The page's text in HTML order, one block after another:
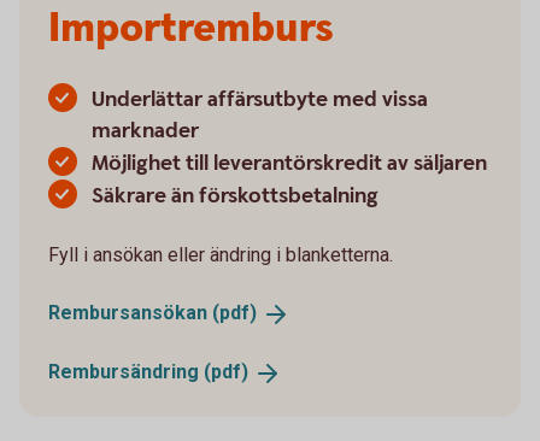
Importremburs
Underlättar affärsutbyte med vissa
marknader
Möjlighet till leverantörskredit av säljaren
Säkrare än förskottsbetalning
Fyll i ansökan eller ändring i blanketterna.
Rembursansökan (pdf)
Rembursändring (pdf)